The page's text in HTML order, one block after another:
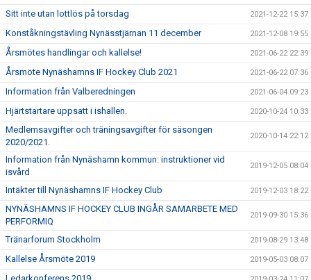
Sitt inte utan lottlös på torsdag 2021-12-22 15:37
Konståkningstävling Nynässtjärnan 11 december 2021-12-08 19:55
Årsmötes handlingar och kallelse! 2021-06-22 22:39
Årsmöte Nynäshamns IF Hockey Club 2021 2021-06-22 07:36
Information från Valberedningen 2021-06-04 09:23
Hjärtstartare uppsatt i ishallen. 2020-10-24 10:33
Medlemsavgifter och träningsavgifter för säsongen
2020/2021.
2020-10-14 22:12
Information från Nynäshamn kommun: instruktioner vid
isvård
2019-12-05 08:04
Intäkter till Nynäshamns IF Hockey Club 2019-12-03 18:22
NYNÄSHAMNS IF HOCKEY CLUB INGÅR SAMARBETE MED
PERFORMIQ
2019-09-30 15:36
Tränarforum Stockholm 2019-08-29 13:48
Kallelse Årsmöte 2019 2019-05-03 08:07